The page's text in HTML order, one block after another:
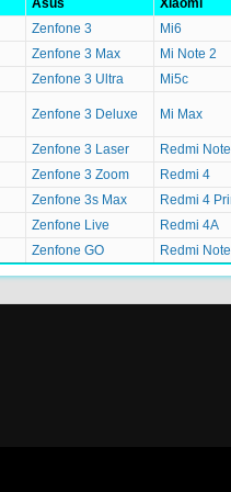
Asus
Xiaomi
Zenfone 3
Mi6
Zenfone 3 Max
Mi Note 2
Zenfone 3 Ultra
Mi5c
Zenfone 3 Deluxe Mi Max
Zenfone 3 Laser
Redmi
Zenfone 3 Zoom
Redmi 4
Zenfone 3s Max
Redmi 4
Zenfone Live
Redmi 4A
Zenfone GO Redmi